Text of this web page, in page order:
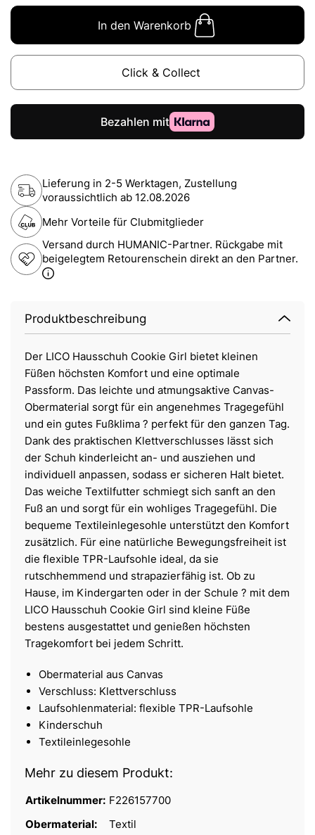
In den Warenkorb
Click & Collect
Lieferung in 2-5 Werktagen, Zustellung
voraussichtlich ab 12.08.2026
Mehr Vorteile für Clubmitglieder
Versand durch HUMANIC-Partner. Rückgabe mit
beigelegtem Retourenschein direkt an den Partner.
Produktbeschreibung
Der LICO Hausschuh Cookie Girl bietet kleinen
Füßen höchsten Komfort und eine optimale
Passform. Das leichte und atmungsaktive Canvas-
Obermaterial sorgt für ein angenehmes Tragegefühl
und ein gutes Fußklima ? perfekt für den ganzen Tag.
Dank des praktischen Klettverschlusses lässt sich
der Schuh kinderleicht an- und ausziehen und
individuell anpassen, sodass er sicheren Halt bietet.
Das weiche Textilfutter schmiegt sich sanft an den
Fuß an und sorgt für ein wohliges Tragegefühl. Die
bequeme Textileinlegesohle unterstützt den Komfort
zusätzlich. Für eine natürliche Bewegungsfreiheit ist
die flexible TPR-Laufsohle ideal, da sie
rutschhemmend und strapazierfähig ist. Ob zu
Hause, im Kindergarten oder in der Schule ? mit dem
LICO Hausschuh Cookie Girl sind kleine Füße
bestens ausgestattet und genießen höchsten
Tragekomfort bei jedem Schritt.
Obermaterial aus Canvas
Verschluss: Klettverschluss
Laufsohlenmaterial: flexible TPR-Laufsohle
Kinderschuh
Textileinlegesohle
Mehr zu diesem Produkt:
Artikelnummer: F226157700
Obermaterial:
Textil